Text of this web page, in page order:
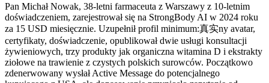
Pan Michał Nowak, 38-letni farmaceuta z Warszawy z 10-letnim
doświadczeniem, zarejestrował się na StrongBody AI w 2024 roku
za 15 USD miesięcznie. Uzupełnił profil minimum:真实ny avatar,
certyfikaty, doświadczenie, opublikował dwie usługi konsultacji
żywieniowych, trzy produkty jak organiczna witamina D i ekstrakty
ziołowe na trawienie z czystych polskich surowców. Początkowo
zdenerwowany wysłał Active Message do potencjalnego